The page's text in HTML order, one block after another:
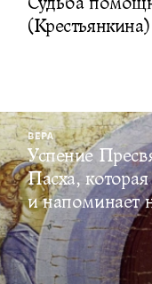
(Крестьянкина)
ВЕРА
Успение
Пасха,
и напоминает